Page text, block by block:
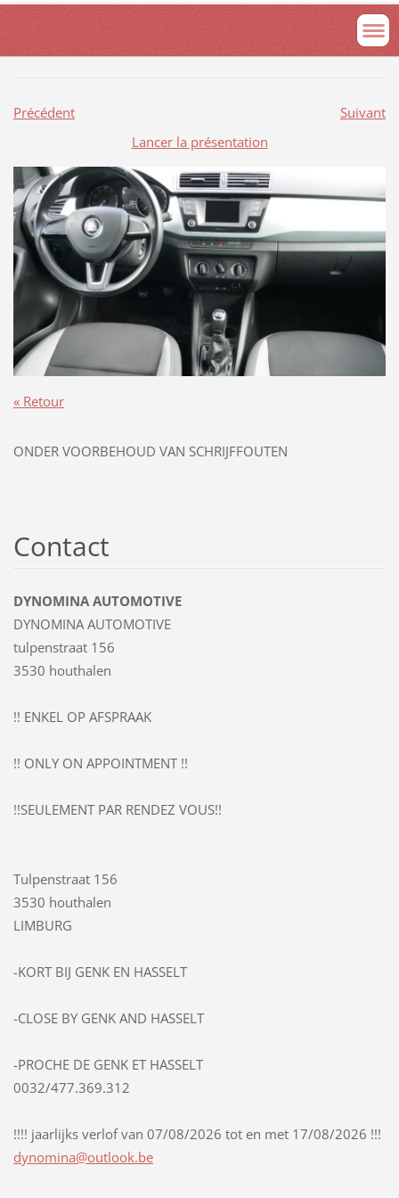
Précédent
Suivant
Lancer la présentation
« Retour
ONDER VOORBEHOUD VAN SCHRIJFFOUTEN
Contact
DYNOMINA AUTOMOTIVE
DYNOMINA AUTOMOTIVE
tulpenstraat 156
3530 houthalen
!! ENKEL OP AFSPRAAK
!! ONLY ON APPOINTMENT !!
!!SEULEMENT PAR RENDEZ VOUS!!
Tulpenstraat 156
3530 houthalen
LIMBURG
-KORT BIJ GENK EN HASSELT
-CLOSE BY GENK AND HASSELT
-PROCHE DE GENK ET HASSELT
0032/477.369.312
!!!! jaarlijks verlof van 07/08/2026 tot en met 17/08/2026 !!!
dynomina@outlook.be